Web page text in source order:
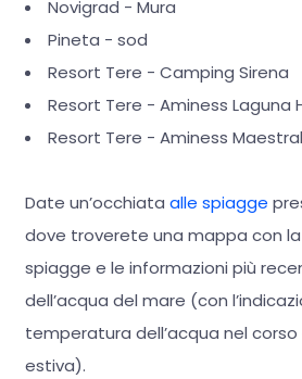
Novigrad - Mura
Pineta - sod
Resort Tere - Camping Sirena
Resort Tere - Aminess Laguna
Resort Tere - Aminess
Date un’occhiata alle spiagge
dove troverete una mappa con
spiagge e le informazioni più
dell’acqua del mare (con
temperatura dell’acqua nel
estiva).